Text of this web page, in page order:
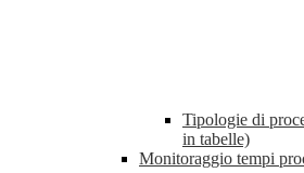
Tipologie di
in tabelle)
Monitoraggio tempi